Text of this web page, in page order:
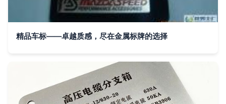
精品车标——卓越质感，尽在金属标牌的选择